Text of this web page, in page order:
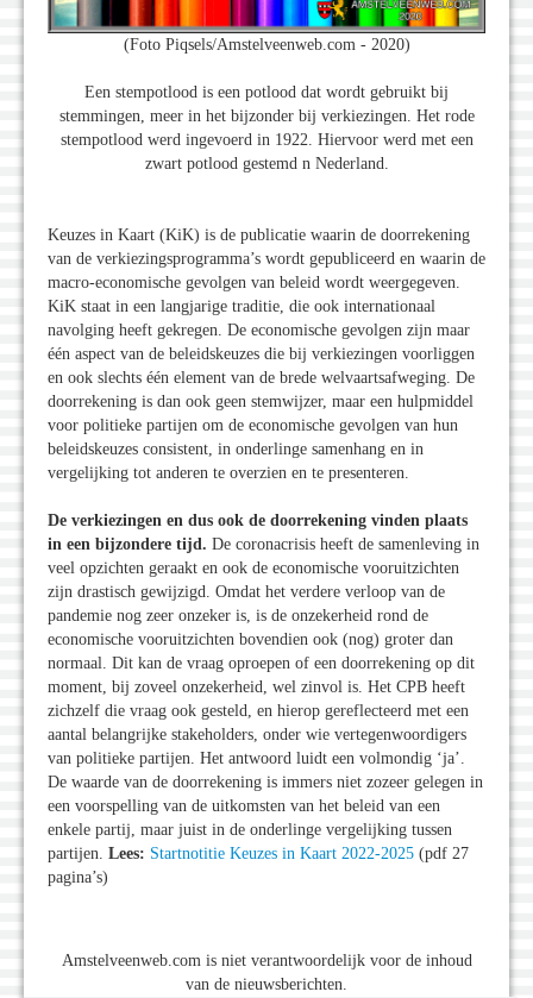
(Foto Piqsels/Amstelveenweb.com - 2020)
Een stempotlood is een potlood dat wordt gebruikt bij
stemmingen, meer in het bijzonder bij verkiezingen. Het rode
stempotlood werd ingevoerd in 1922. Hiervoor werd met een
zwart potlood gestemd n Nederland.
Keuzes in Kaart (KiK) is de publicatie waarin de doorrekening
van de verkiezingsprogramma’s wordt gepubliceerd en waarin de
macro-economische gevolgen van beleid wordt weergegeven.
KiK staat in een langjarige traditie, die ook internationaal
navolging heeft gekregen. De economische gevolgen zijn maar
één aspect van de beleidskeuzes die bij verkiezingen voorliggen
en ook slechts één element van de brede welvaartsafweging. De
doorrekening is dan ook geen stemwijzer, maar een hulpmiddel
voor politieke partijen om de economische gevolgen van hun
beleidskeuzes consistent, in onderlinge samenhang en in
vergelijking tot anderen te overzien en te presenteren.
De verkiezingen en dus ook de doorrekening vinden plaats
in een bijzondere tijd. De coronacrisis heeft de samenleving in
veel opzichten geraakt en ook de economische vooruitzichten
zijn drastisch gewijzigd. Omdat het verdere verloop van de
pandemie nog zeer onzeker is, is de onzekerheid rond de
economische vooruitzichten bovendien ook (nog) groter dan
normaal. Dit kan de vraag oproepen of een doorrekening op dit
moment, bij zoveel onzekerheid, wel zinvol is. Het CPB heeft
zichzelf die vraag ook gesteld, en hierop gereflecteerd met een
aantal belangrijke stakeholders, onder wie vertegenwoordigers
van politieke partijen. Het antwoord luidt een volmondig ‘ja’.
De waarde van de doorrekening is immers niet zozeer gelegen in
een voorspelling van de uitkomsten van het beleid van een
enkele partij, maar juist in de onderlinge vergelijking tussen
partijen. Lees: Startnotitie Keuzes in Kaart 2022-2025 (pdf 27
pagina’s)
Amstelveenweb.com is niet verantwoordelijk voor de inhoud
van de nieuwsberichten.